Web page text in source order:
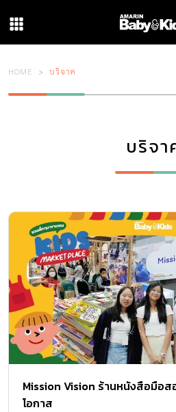
HOME บริจาค
บริจา
Mission Vision ร้านหนังสือมือ
โอกาส